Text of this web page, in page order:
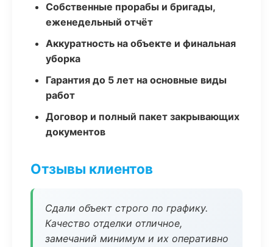
Собственные прорабы и бригады,
еженедельный отчёт
Аккуратность на объекте и финальная
уборка
Гарантия до 5 лет на основные виды
работ
Договор и полный пакет закрывающих
документов
Отзывы клиентов
Сдали объект строго по графику.
Качество отделки отличное,
замечаний минимум и их оперативно